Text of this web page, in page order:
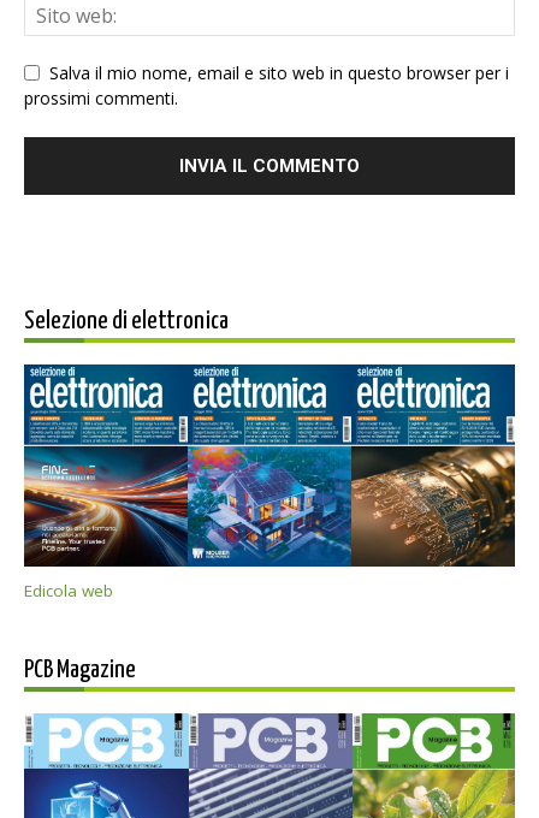
Salva il mio nome, email e sito web in questo browser per i
prossimi commenti.
Selezione di elettronica
Edicola web
PCB Magazine